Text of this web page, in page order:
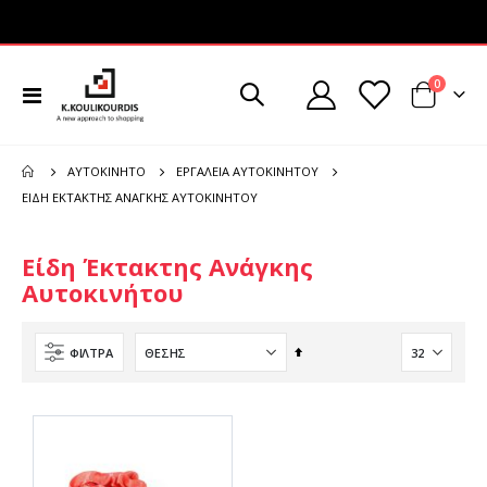
Εναλλαγή
Πλοήγησης
Cart
0
ΑΥΤΟΚΊΝΗΤΟ
ΕΡΓΑΛΕΊΑ ΑΥΤΟΚΙΝΉΤΟΥ
ΕΊΔΗ ΈΚΤΑΚΤΗΣ ΑΝΆΓΚΗΣ ΑΥΤΟΚΙΝΉΤΟΥ
Είδη Έκτακτης Ανάγκης
Αυτοκινήτου
ΦΊΛΤΡΑ
Φθίνουσα